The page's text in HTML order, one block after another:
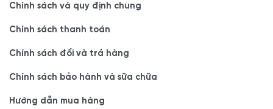
Chính sách và quy định chung
Chính sách thanh toán
Chính sách đổi và trả hàng
Chính sách bảo hành và sữa chữa
Hướng dẫn mua hàng